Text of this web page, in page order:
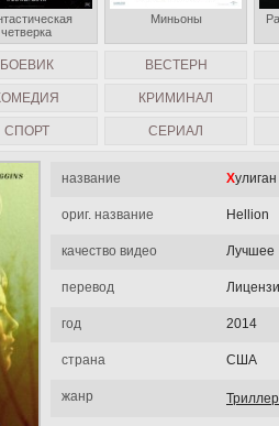
название Хулиган
ориг. название Hellion
качество видео Лучшее
перевод
год 2014
страна США
жанр Триллер
БОЕВИК ВЕСТЕРН
КРИМИНАЛ
СПОРТ СЕРИАЛ
четверка
Миньоны